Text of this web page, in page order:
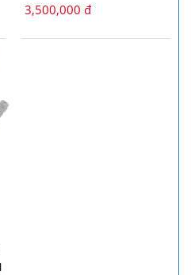
3,500,000 đ